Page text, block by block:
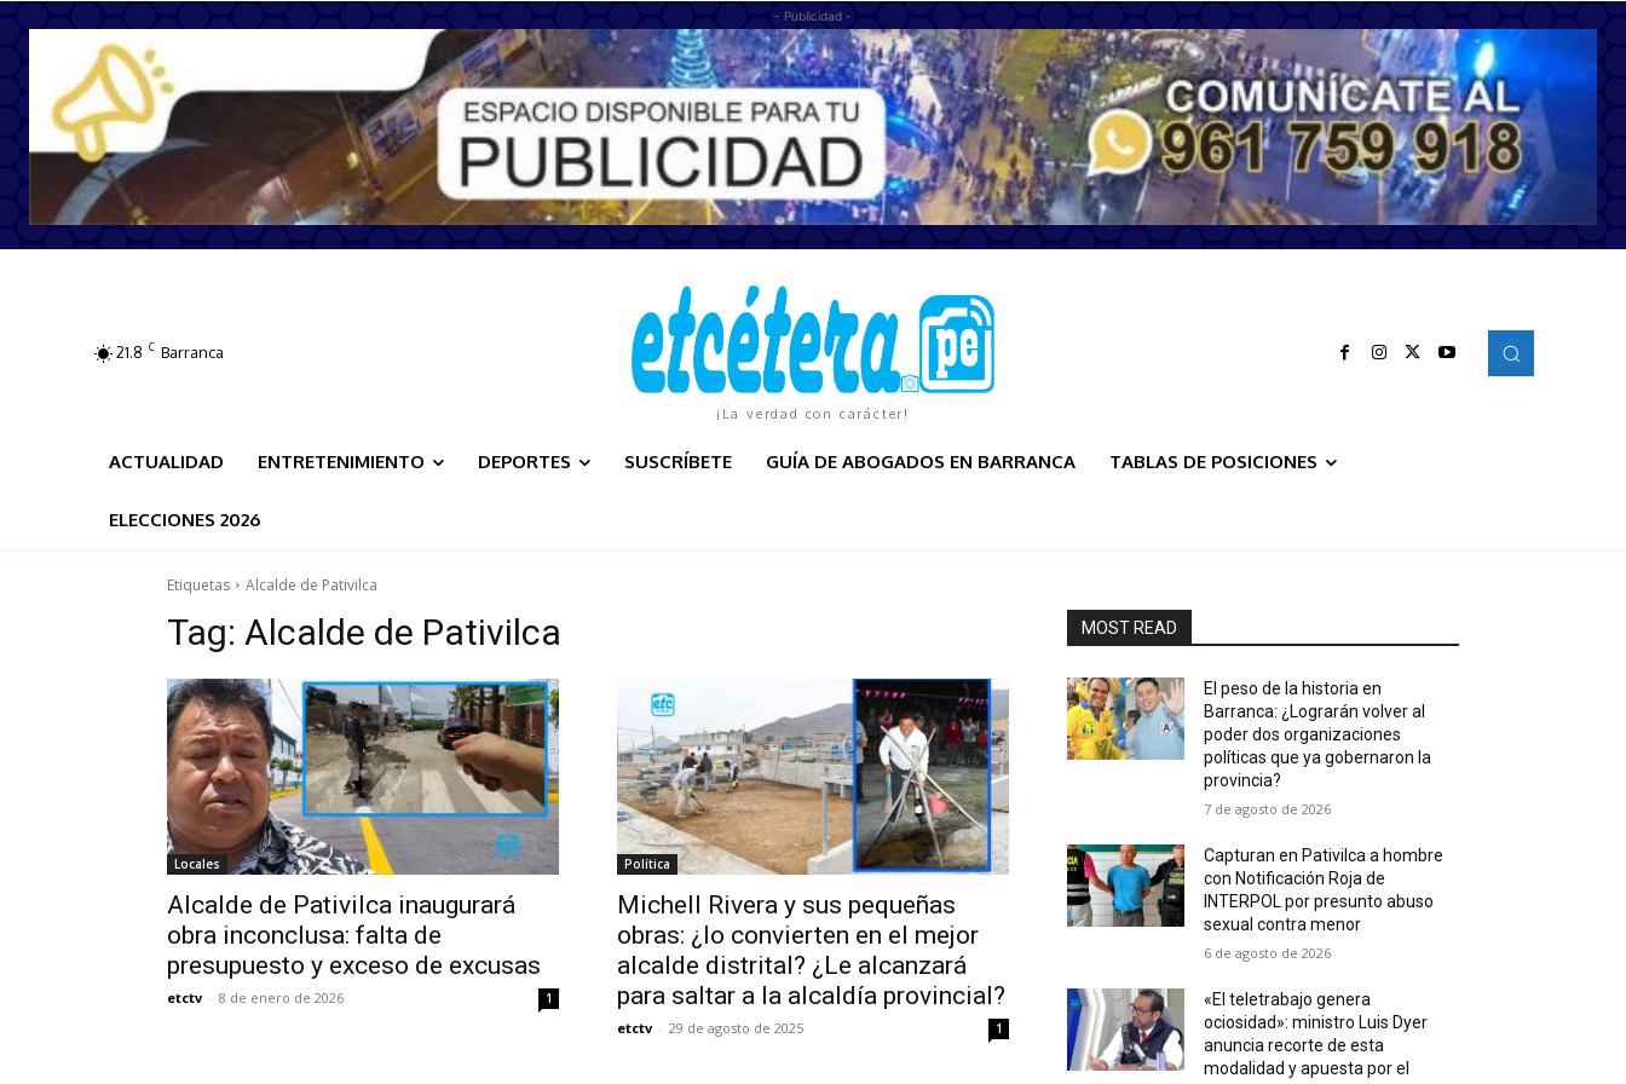
- Publicidad -
21.8 C Barranca
¡La verdad con carácter!
ACTUALIDAD ENTRETENIMIENTO DEPORTES SUSCRÍBETE GUÍA DE ABOGADOS EN BARRANCA TABLAS DE POSICIONES
ELECCIONES 2026
Etiquetas Alcalde de Pativilca
Tag: Alcalde de Pativilca
Locales
Alcalde de Pativilca inaugurará
obra inconclusa: falta de
presupuesto y exceso de excusas
etctv - 8 de enero de 2026 1
Política
Michell Rivera y sus pequeñas
obras: ¿lo convierten en el mejor
alcalde distrital? ¿Le alcanzará
para saltar a la alcaldía provincial?
etctv - 29 de agosto de 2025 1
MOST READ
El peso de la historia en
Barranca: ¿Lograrán volver al
poder dos organizaciones
políticas que ya gobernaron la
provincia?
7 de agosto de 2026
Capturan en Pativilca a hombre
con Notificación Roja de
INTERPOL por presunto abuso
sexual contra menor
6 de agosto de 2026
«El teletrabajo genera
ociosidad»: ministro Luis Dyer
anuncia recorte de esta
modalidad y apuesta por el